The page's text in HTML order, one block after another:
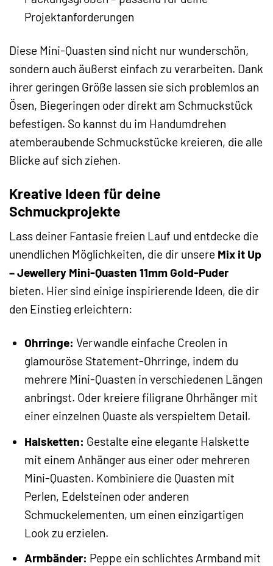
Projektanforderungen
Diese Mini-Quasten sind nicht nur wunderschön,
sondern auch äußerst einfach zu verarbeiten. Dank
ihrer geringen Größe lassen sie sich problemlos an
Ösen, Biegeringen oder direkt am Schmuckstück
befestigen. So kannst du im Handumdrehen
atemberaubende Schmuckstücke kreieren, die alle
Blicke auf sich ziehen.
Kreative Ideen für deine
Schmuckprojekte
Lass deiner Fantasie freien Lauf und entdecke die
unendlichen Möglichkeiten, die dir unsere Mix it Up
– Jewellery Mini-Quasten 11mm Gold-Puder
bieten. Hier sind einige inspirierende Ideen, die dir
den Einstieg erleichtern:
Ohrringe: Verwandle einfache Creolen in
glamouröse Statement-Ohrringe, indem du
mehrere Mini-Quasten in verschiedenen Längen
anbringst. Oder kreiere filigrane Ohrhänger mit
einer einzelnen Quaste als verspieltem Detail.
Halsketten: Gestalte eine elegante Halskette
mit einem Anhänger aus einer oder mehreren
Mini-Quasten. Kombiniere die Quasten mit
Perlen, Edelsteinen oder anderen
Schmuckelementen, um einen einzigartigen
Look zu erzielen.
Armbänder: Peppe ein schlichtes Armband mit